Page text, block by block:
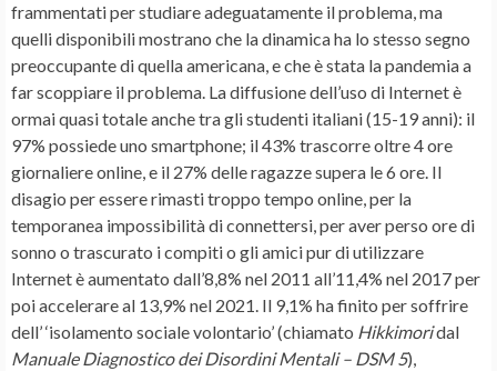
frammentati per studiare adeguatamente il problema, ma
quelli disponibili mostrano che la dinamica ha lo stesso segno
preoccupante di quella americana, e che è stata la pandemia a
far scoppiare il problema. La diffusione dell’uso di Internet è
ormai quasi totale anche tra gli studenti italiani (15-19 anni): il
97% possiede uno smartphone; il 43% trascorre oltre 4 ore
giornaliere online, e il 27% delle ragazze supera le 6 ore. Il
disagio per essere rimasti troppo tempo online, per la
temporanea impossibilità di connettersi, per aver perso ore di
sonno o trascurato i compiti o gli amici pur di utilizzare
Internet è aumentato dall’8,8% nel 2011 all’11,4% nel 2017 per
poi accelerare al 13,9% nel 2021. Il 9,1% ha finito per soffrire
dell’ ‘isolamento sociale volontario’ (chiamato Hikkimoridal
Manuale Diagnostico dei Disordini Mentali – DSM 5),